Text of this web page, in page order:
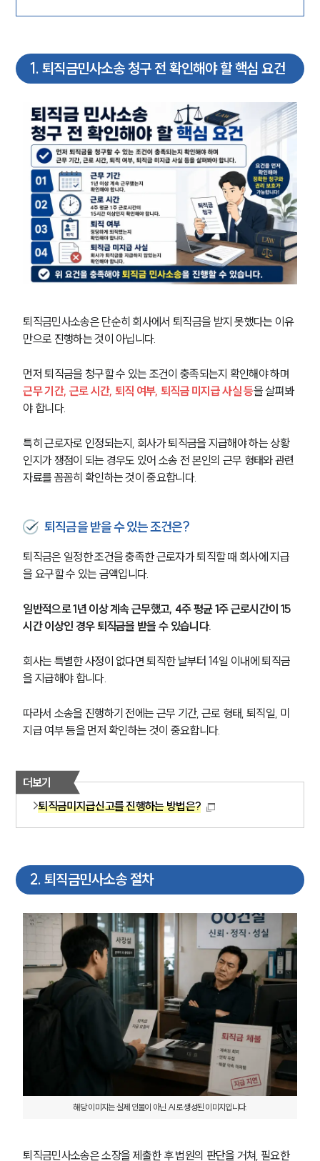
1. 퇴직금민사소송 청구 전 확인해야 할 핵심 요건
퇴직금민사소송은 단순히 회사에서 퇴직금을 받지 못했다는 이유
만으로 진행하는 것이 아닙니다.
먼저 퇴직금을 청구할 수 있는 조건이 충족되는지 확인해야 하며
근무 기간, 근로 시간, 퇴직 여부, 퇴직금 미지급 사실 등을 살펴봐
야 합니다.
특히 근로자로 인정되는지, 회사가 퇴직금을 지급해야 하는 상황
인지가 쟁점이 되는 경우도 있어 소송 전 본인의 근무 형태와 관련
자료를 꼼꼼히 확인하는 것이 중요합니다.
퇴직금을 받을 수 있는 조건은?
퇴직금은 일정한 조건을 충족한 근로자가 퇴직할 때 회사에 지급
을 요구할 수 있는 금액입니다.
일반적으로 1년 이상 계속 근무했고, 4주 평균 1주 근로시간이 15
시간 이상인 경우 퇴직금을 받을 수 있습니다.
회사는 특별한 사정이 없다면 퇴직한 날부터 14일 이내에 퇴직금
을 지급해야 합니다.
따라서 소송을 진행하기 전에는 근무 기간, 근로 형태, 퇴직일, 미
지급 여부 등을 먼저 확인하는 것이 중요합니다.
더보기
퇴직금미지급신고를 진행하는 방법은?
2. 퇴직금민사소송 절차
해당 이미지는 실제 인물이 아닌 AI로 생성된 이미지입니다.
퇴직금민사소송은 소장을 제출한 후 법원의 판단을 거쳐, 필요한